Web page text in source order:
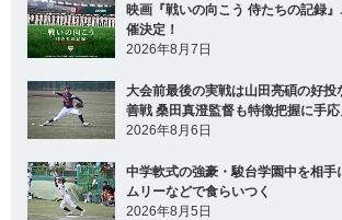
映画『戦いの向こう 侍たちの記録
催決定！
2026年8月7日
大会前最後の実戦は山田亮碩の好投
善戦 桑田真澄監督も特徴把握に手応
2026年8月6日
中学軟式の強豪・駿台学園中を相手
ムリーなどで食らいつく
2026年8月5日